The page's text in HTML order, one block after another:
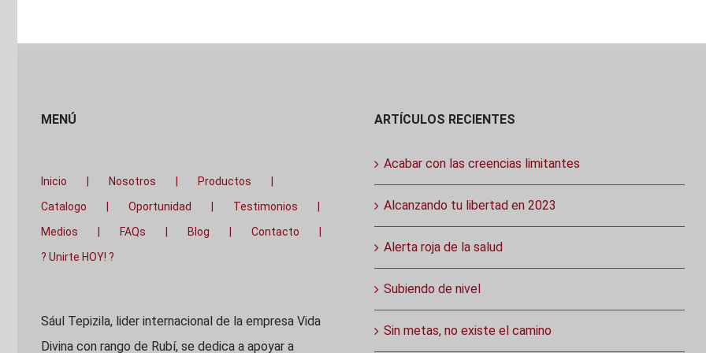
MENÚ
Inicio Nosotros
Productos
Catalogo
Oportunidad
Testimonios
Medios
FAQs Blog
Contacto
? Unirte HOY! ?
Sául Tepizila, lider internacional de la empresa Vida
Divina con rango de Rubí, se dedica a apoyar a
ARTÍCULOS RECIENTES
Acabar con las creencias limitantes
Alcanzando tu libertad en 2023
Alerta roja de la salud
Subiendo de nivel
Sin metas, no existe el camino